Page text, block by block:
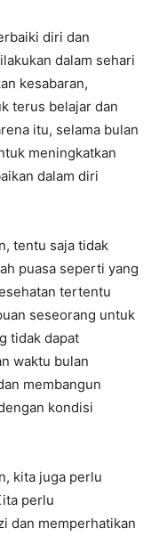
diri dan
dalam sehari
kesabaran,
terus belajar dan
itu, selama bulan
meningkatkan
dalam diri
tentu saja tidak
puasa seperti yang
tertentu
seseorang untuk
tidak dapat
waktu bulan
membangun
kondisi
kita juga perlu
perlu
dan memperhatikan